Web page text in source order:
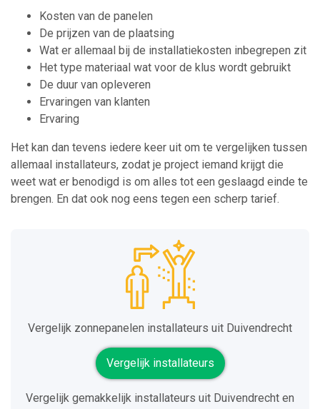
Kosten van de panelen
De prijzen van de plaatsing
Wat er allemaal bij de installatiekosten inbegrepen zit
Het type materiaal wat voor de klus wordt gebruikt
De duur van opleveren
Ervaringen van klanten
Ervaring
Het kan dan tevens iedere keer uit om te vergelijken tussen
allemaal installateurs, zodat je project iemand krijgt die
weet wat er benodigd is om alles tot een geslaagd einde te
brengen. En dat ook nog eens tegen een scherp tarief.
Vergelijk zonnepanelen installateurs uit Duivendrecht
Vergelijk installateurs
Vergelijk gemakkelijk installateurs uit Duivendrecht en